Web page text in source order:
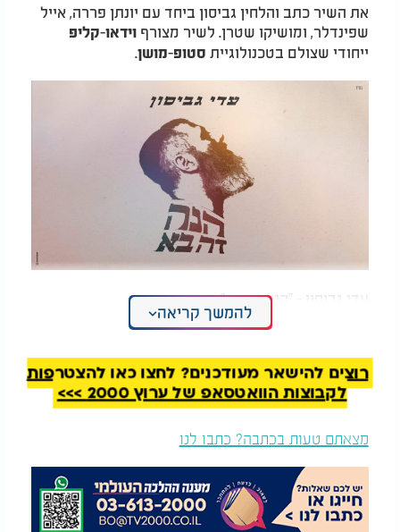
את השיר כתב והלחין גביסון ביחד עם יונתן פררה, אייל
שפינדלר, ומושיקו שטרן. לשיר מצורףוידאו-קליפ
ייחודי שצולם בטכנולוגיית סטופ-מושן.
עדי גביסון - "הנה זה בא"
להמשך קריאה
רוצים להישאר מעודכנים? לחצו כאן להצטרפות
לקבוצות הוואטסאפ של ערוץ 2000 >>>
מצאתם טעות בכתבה? כתבו לנו